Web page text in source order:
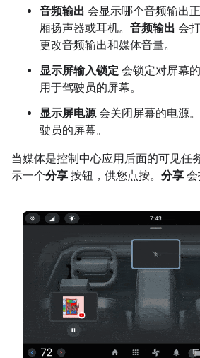
音频输出 会显示哪个音频输出
厢扬声器或耳机。 音频输出 会
更改音频输出和媒体音量。
显示屏输入锁定 会锁定对屏幕
用于驾驶员的屏幕。
显示屏电源会关闭屏幕的电源
驶员的屏幕。
当媒体是控制中心应用后面的可见任
示一个分享 按钮，供您点按。 分享